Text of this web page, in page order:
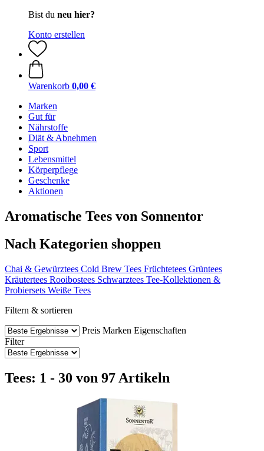
Bist du neu hier?
Konto erstellen
Warenkorb 0,00 €
Marken
Gut für
Nährstoffe
Diät & Abnehmen
Sport
Lebensmittel
Körperpflege
Geschenke
Aktionen
Aromatische Tees von Sonnentor
Nach Kategorien shoppen
Chai & Gewürztees Cold Brew Tees Früchtetees Grüntees
Kräutertees Rooibostees Schwarztees Tee-Kollektionen &
Probiersets Weiße Tees
Filtern & sortieren
Preis Marken Eigenschaften
Filter
Tees: 1 - 30 von 97 Artikeln